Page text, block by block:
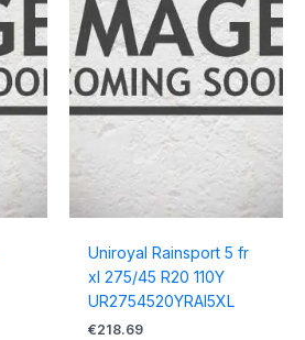
Uniroyal Rainsport 5 fr
xl 275/45 R20 110Y
UR2754520YRAI5XL
€218.69